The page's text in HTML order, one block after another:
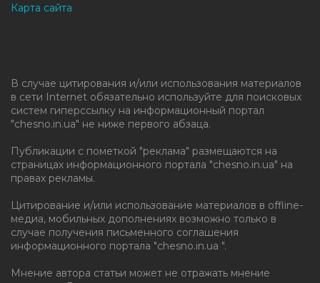
Карта сайта
В случае цитирования и/или использования материалов
в сети Internet обязательно используйте для поисковых
систем гиперссылку на информационный портал
"chesno.in.ua" не ниже первого абзаца.
Публикации с пометкой "реклама" размещаются на
страницах информационного портала "chesno.in.ua" на
правах рекламы.
Цитирование и/или использование материалов в offline-
медиа, мобильных дополнениях возможно только в
случае получения письменного соглашения
информационного портала "chesno.in.ua ".
Мнение автора статьи может не отражать мнение